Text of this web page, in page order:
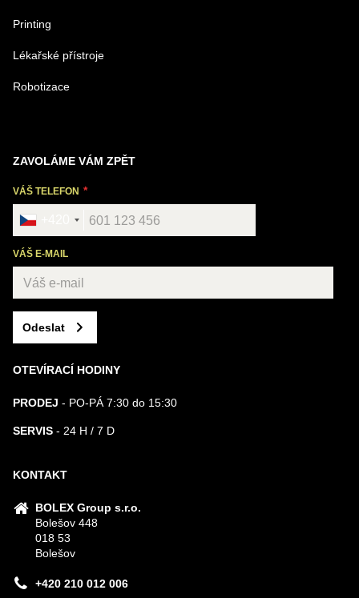
Printing
Lékařské přístroje
Robotizace
ZAVOLÁME VÁM ZPĚT
VÁŠ TELEFON
VÁŠ E-MAIL
Odeslat
OTEVÍRACÍ HODINY
PRODEJ - PO-PÁ 7:30 do 15:30
SERVIS - 24 H / 7 D
KONTAKT
BOLEX Group s.r.o.
Bolešov 448
018 53
Bolešov
+420 210 012 006